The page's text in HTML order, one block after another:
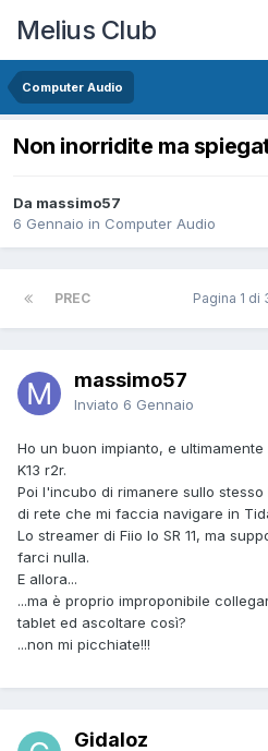
Melius Club
Computer Audio
Non inorridite ma
Da massimo57
6 Gennaio in Computer Audio
PREC Pagina 1 di
massimo57
Inviato 6 Gennaio
Ho un buon impianto, e
K13 r2r.
Poi l'incubo di rimanere sullo
di rete che mi faccia navigare in
Lo streamer di Fiio lo SR 11, ma
farci nulla.
E allora...
...ma è proprio improponibile
tablet ed ascoltare così?
...non mi picchiate!!!
Gidaloz